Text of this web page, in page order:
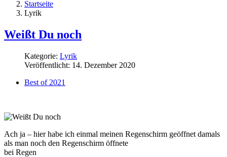
Startseite
Lyrik
Weißt Du noch
Kategorie: Lyrik
Veröffentlicht: 14. Dezember 2020
Best of 2021
Ach ja – hier habe ich einmal meinen Regenschirm geöffnet damals
als man noch den Regenschirm öffnete
bei Regen